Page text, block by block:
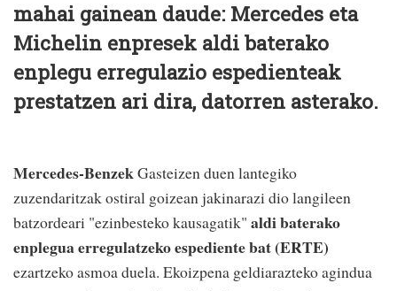
mahai gainean daude: Mercedes eta
Michelin enpresek aldi baterako
enplegu erregulazio espedienteak
prestatzen ari dira, datorren asterako.
Mercedes-BenzekGasteizen duen lantegiko
zuzendaritzak ostiral goizean jakinarazi dio langileen
batzordeari "ezinbesteko kausagatik" aldi baterako
enplegua erregulatzeko espediente bat (ERTE)
ezartzeko asmoa duela. Ekoizpena geldiarazteko agindua